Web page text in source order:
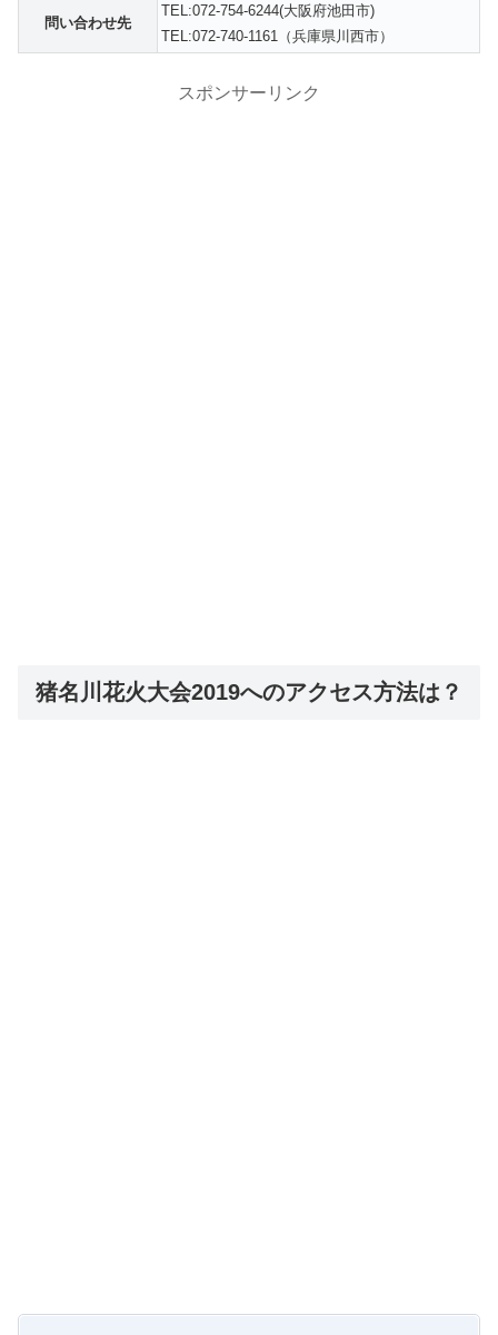
問い合わせ先
TEL:072-754-6244(大阪府池田市)
TEL:072-740-1161（兵庫県川西市）
スポンサーリンク
猪名川花火大会2019へのアクセス方法は？